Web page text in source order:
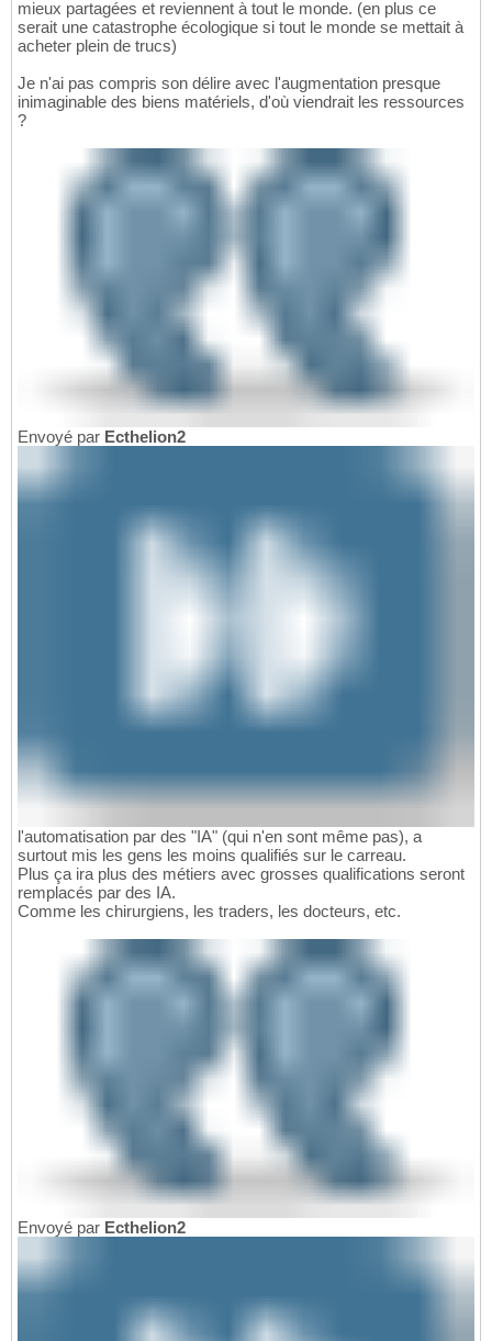
mieux partagées et reviennent à tout le monde. (en plus ce
serait une catastrophe écologique si tout le monde se mettait à
acheter plein de trucs)
Je n'ai pas compris son délire avec l'augmentation presque
inimaginable des biens matériels, d'où viendrait les ressources
?
Envoyé par Ecthelion2
l'automatisation par des "IA" (qui n'en sont même pas), a
surtout mis les gens les moins qualifiés sur le carreau.
Plus ça ira plus des métiers avec grosses qualifications seront
remplacés par des IA.
Comme les chirurgiens, les traders, les docteurs, etc.
Envoyé par Ecthelion2